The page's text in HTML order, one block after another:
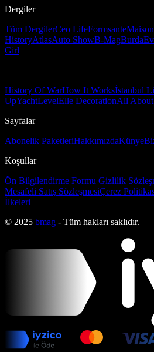
Dergiler
Tüm DergilerCeo LifeFormsante
HistoryAtlasAuto ShowB-MagBurda
Girl
History Of WarHow It Worksİstanbul
UpYachtLevelElle DecorationAll About
Sayfalar
Abonelik PaketleriHakkımızdaKünye
Koşullar
Ön Bilgilendirme Formu Gizlilik
Mesafeli Satış SözleşmesiÇerez
İlkeleri
© 2025 bmag - Tüm hakları saklıdır.